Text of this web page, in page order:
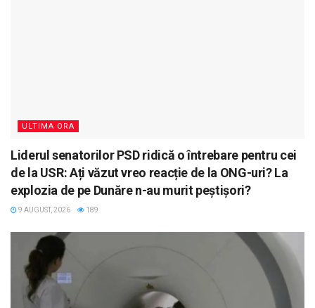
ULTIMA ORA
Liderul senatorilor PSD ridică o întrebare pentru cei
de la USR: Ați văzut vreo reacție de la ONG-uri? La
explozia de pe Dunăre n-au murit peștișori?
9 AUGUST, 2026 189